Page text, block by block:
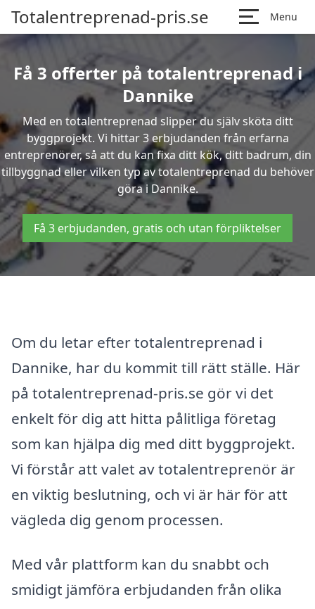
Totalentreprenad-pris.se Menu
Få 3 offerter på totalentreprenad i
Dannike
Med en totalentreprenad slipper du själv sköta ditt
byggprojekt. Vi hittar 3 erbjudanden från erfarna
entreprenörer, så att du kan fixa ditt kök, ditt badrum, din
tillbyggnad eller vilken typ av totalentreprenad du behöver
göra i Dannike.
Få 3 erbjudanden, gratis och utan förpliktelser
Om du letar efter totalentreprenad i
Dannike, har du kommit till rätt ställe. Här
på totalentreprenad-pris.se gör vi det
enkelt för dig att hitta pålitliga företag
som kan hjälpa dig med ditt byggprojekt.
Vi förstår att valet av totalentreprenör är
en viktig beslutning, och vi är här för att
vägleda dig genom processen.
Med vår plattform kan du snabbt och
smidigt jämföra erbjudanden från olika